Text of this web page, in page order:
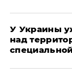
У Украины
над